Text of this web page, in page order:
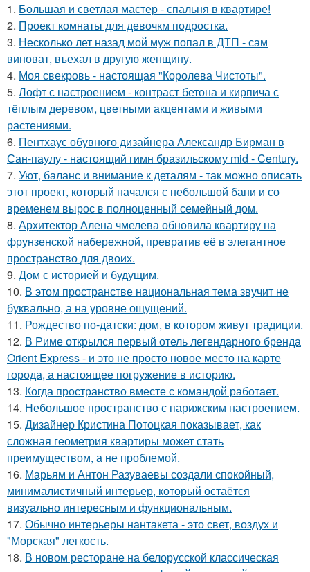
1. Большая и светлая мастер - спальня в квартире!
2. Проект комнаты для девочкм подростка.
3. Несколько лет назад мой муж попал в ДТП - сам
виноват, въехал в другую женщину.
4. Моя свекровь - настоящая "Королева Чистоты".
5. Лофт с настроением - контраст бетона и кирпича с
тёплым деревом, цветными акцентами и живыми
растениями.
6. Пентхаус обувного дизайнера Александр Бирман в
Сан-паулу - настоящий гимн бразильскому mid - Century.
7. Уют, баланс и внимание к деталям - так можно описать
этот проект, который начался с небольшой бани и со
временем вырос в полноценный семейный дом.
8. Архитектор Алена чмелева обновила квартиру на
фрунзенской набережной, превратив её в элегантное
пространство для двоих.
9. Дом с историей и будущим.
10. В этом пространстве национальная тема звучит не
буквально, а на уровне ощущений.
11. Рождество по-датски: дом, в котором живут традиции.
12. В Риме открылся первый отель легендарного бренда
Orient Express - и это не просто новое место на карте
города, а настоящее погружение в историю.
13. Когда пространство вместе с командой работает.
14. Небольшое пространство с парижским настроением.
15. Дизайнер Кристина Потоцкая показывает, как
сложная геометрия квартиры может стать
преимуществом, а не проблемой.
16. Марьям и Антон Разуваевы создали спокойный,
минималистичный интерьер, который остаётся
визуально интересным и функциональным.
17. Обычно интерьеры нантакета - это свет, воздух и
"Морская" легкость.
18. В новом ресторане на белорусской классическая